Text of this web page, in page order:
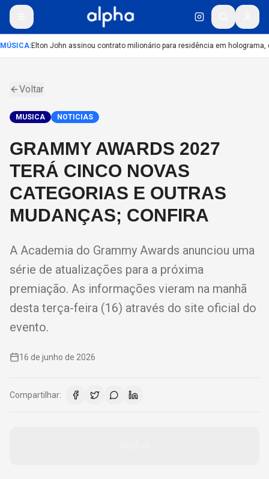
:Elton John assinou contrato milionário para residência em holograma,
Voltar
MUSICA NOTICIAS
GRAMMY AWARDS 2027
TERÁ CINCO NOVAS
CATEGORIAS E OUTRAS
MUDANÇAS; CONFIRA
A Academia do Grammy Awards anunciou uma
série de atualizações para a próxima
premiação. As informações vieram na manhã
desta terça-feira (16) através do site oficial do
evento.
16 de junho de 2026
Compartilhar: